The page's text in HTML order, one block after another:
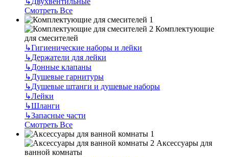
Смотреть Все
Комплектующие
для смесителей
↳Гигиенические наборы и лейки
↳Держатели для лейки
↳Донные клапаны
↳Душевые гарнитуры
↳Душевые штанги и душевые наборы
↳Лейки
↳Шланги
↳Запасные части
Смотреть Все
Аксессуары для
ванной комнаты